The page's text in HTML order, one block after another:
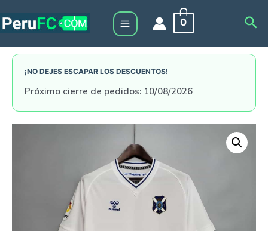
to
Main
Menu
0
¡NO DEJES ESCAPAR LOS DESCUENTOS!
Próximo cierre de pedidos: 10/08/2026